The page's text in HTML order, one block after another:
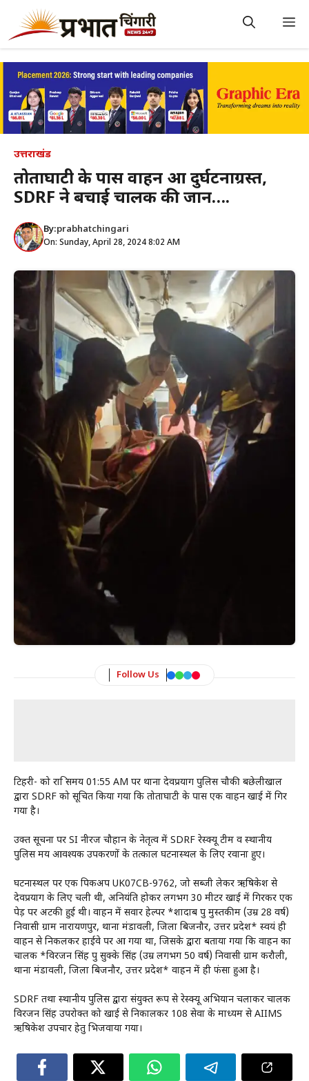
content
उत्तराखंड
तोताघाटी के पास वाहन हुआ दुर्घटनाग्रस्त,
SDRF ने बचाई चालक की जान….
By:prabhatchingari
On: Sunday, April 28, 2024 8:02 AM
Follow Us
टिहरी- को रात्रि समय 01:55 AM पर थाना देवप्रयाग पुलिस चौकी बछेलीखाल
द्वारा SDRF को सूचित किया गया कि तोताघाटी के पास एक वाहन खाई में गिर
गया है।
उक्त सूचना पर SI नीरज चौहान के नेतृत्व में SDRF रेस्क्यू टीम व स्थानीय
पुलिस मय आवश्यक उपकरणों के तत्काल घटनास्थल के लिए रवाना हुए।
घटनास्थल पर एक पिकअप UK07CB-9762, जो सब्जी लेकर ऋषिकेश से
देवप्रयाग के लिए चली थी, अनियंत्रित होकर लगभग 30 मीटर खाई में गिरकर एक
पेड़ पर अटकी हुई थी। वाहन में सवार हेल्पर *शादाब पुत्र मुस्तकीम (उम्र 28 वर्ष)
निवासी ग्राम नारायणपुर, थाना मंडावली, जिला बिजनौर, उत्तर प्रदेश* स्वयं ही
वाहन से निकलकर हाईवे पर आ गया था, जिसके द्वारा बताया गया कि वाहन का
चालक *विरजन सिंह पुत्र सुक्के सिंह (उम्र लगभग 50 वर्ष) निवासी ग्राम करौली,
थाना मंडावली, जिला बिजनौर, उत्तर प्रदेश* वाहन में ही फंसा हुआ है।
SDRF तथा स्थानीय पुलिस द्वारा संयुक्त रूप से रेस्क्यू अभियान चलाकर चालक
विरजन सिंह उपरोक्त को खाई से निकालकर 108 सेवा के माध्यम से AIIMS
ऋषिकेश उपचार हेतु भिजवाया गया।